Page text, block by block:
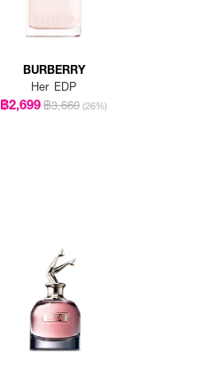
BURBERRY
Her EDP
฿2,699฿3,660 (26%)